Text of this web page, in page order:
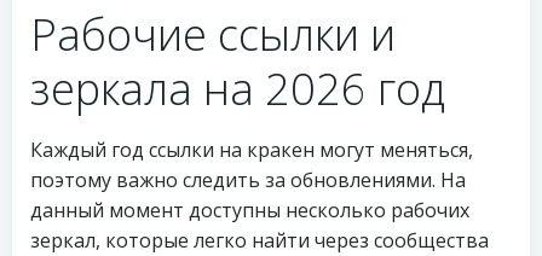
Рабочие ссылки и
зеркала на 2026 год
Каждый год ссылки на кракен могут меняться,
поэтому важно следить за обновлениями. На
данный момент доступны несколько рабочих
зеркал, которые легко найти через сообщества